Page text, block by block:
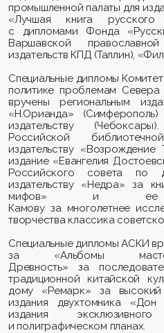
промышленной палаты для
«Лучшая книга русского
с дипломами Фонда
Варшавской
издательств КПД (Таллин),
Специальные дипломы
политике проблемам
вручены региональным
«Н.Орианда»
издательству
Российской
издательству «Возрождение
издание «Евангелия
Российского совета по
издательству «Недра» за
мифов» и
Камовуза многолетнее
творчества классика
Специальные дипломы АСКИ
за «Альбомы
Древность» за
традиционной китайской
дому «Ремарк» за высокий
издания двухтомника
издания
и полиграфическом планах.